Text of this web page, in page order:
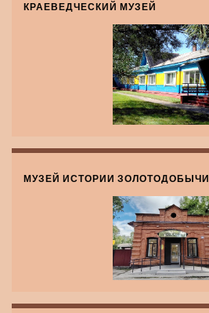
КРАЕВЕДЧЕСКИЙ МУЗЕЙ
МУЗЕЙ ИСТОРИИ ЗОЛОТОДОБЫЧИ